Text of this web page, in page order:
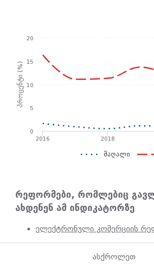
პროცენტი (%)
მაღალი
2016 2018
0
5
10
15
20
რეფორმები, რომლებიც
ახდენენ ამ ინდიკატორზე
ელექტრონული კომერციის
ასქროლეთ